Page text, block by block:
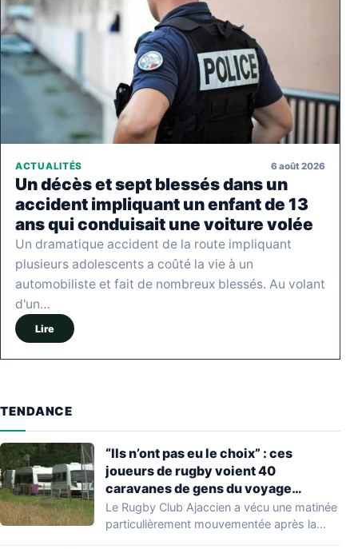
ACTUALITÉS 6 août 2026
Un décès et sept blessés dans un
accident impliquant un enfant de 13
ans qui conduisait une voiture volée
Un dramatique accident de la route impliquant
plusieurs adolescents a coûté la vie à un
automobiliste et fait de nombreux blessés. Au volant
d'un…
Lire
TENDANCE
“Ils n’ont pas eu le choix” : ces
joueurs de rugby voient 40
caravanes de gens du voyage
s’installer dans leur stade, ils les
délogent en moins d’1 heure
Le Rugby Club Ajaccien a vécu une matinée
particulièrement mouvementée après la